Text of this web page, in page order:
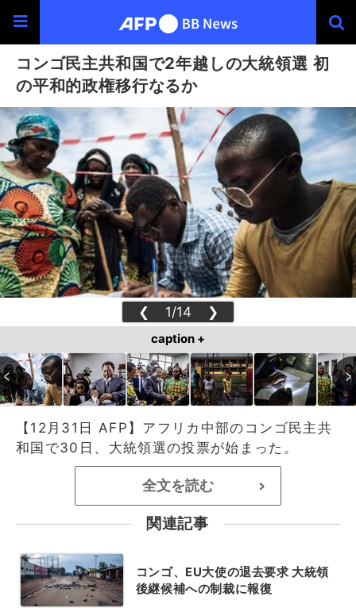
コンゴ民主共和国で2年越しの大統領選 初
の平和的政権移行なるか
❮ 1/14 ❯
caption +
【12月31日 AFP】アフリカ中部のコンゴ民主共
和国で30日、大統領選の投票が始まった。
全文を読む >
関連記事
コンゴ、EU大使の退去要求 大統領
後継候補への制裁に報復